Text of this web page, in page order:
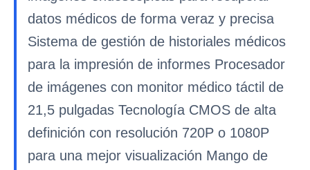
datos médicos de forma veraz y precisa
Sistema de gestión de historiales médicos
para la impresión de informes Procesador
de imágenes con monitor médico táctil de
21,5 pulgadas Tecnología CMOS de alta
definición con resolución 720P o 1080P
para una mejor visualización Mango de